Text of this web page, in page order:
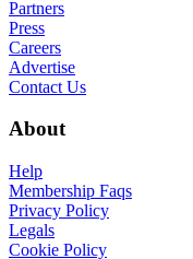
Partners
Press
Careers
Advertise
Contact Us
About
Help
Membership Faqs
Privacy Policy
Legals
Cookie Policy